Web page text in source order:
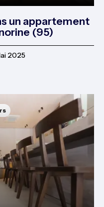
un appartement
(95)
2025